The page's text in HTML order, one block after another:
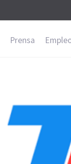
Prensa